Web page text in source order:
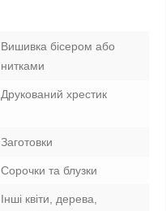
Вишивка бісером або
нитками
Друкований хрестик
Заготовки
Сорочки та блузки
Інші квіти, дерева,